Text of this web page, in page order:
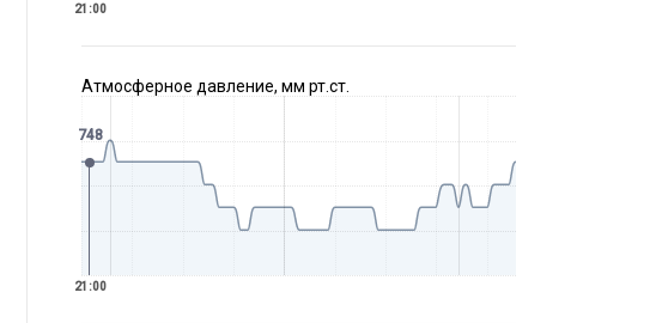
21:00
Атмосферное давление, мм рт.ст.
748
21:00